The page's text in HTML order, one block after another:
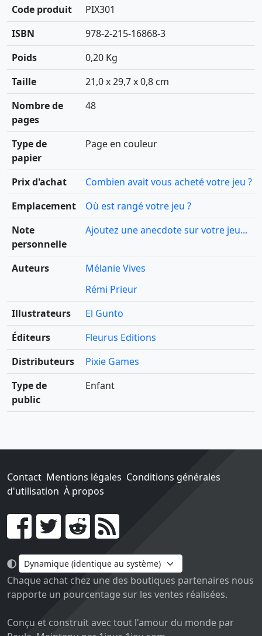
Code produit
PIX301
ISBN
978-2-215-16868-3
Poids
0,20 Kg
Taille
21,0 x 29,7 x 0,8 cm
Nombre de
pages
48
Type de
papier
Page en couleur
Prix d'achat
Combien avait vous acheté votre jeu ?
Emplacement
Où est rangé votre jeu ?
Note
personnelle
Ajoutez une anecdote sur votre jeu...
Auteurs
Mélanie Vives
Rémi Prieur
Illustrateurs
El Gunto
Éditeurs
Fleurus Editions
Distributeurs
Pixie Games
Type de
public
Enfant
Contact Mentions légales Conditions générales
d'utilisation À propos
Go !
Chaque achat chez une des boutiques partenaires nous
rapporte un pourcentage sur les ventes réalisées.
Conçu et construit avec tout l'amour du monde par